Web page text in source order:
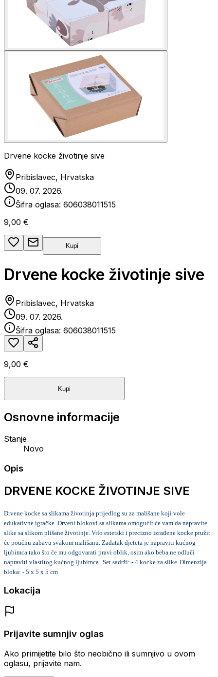
Drvene kocke životinje sive
Pribislavec, Hrvatska
09. 07. 2026.
Šifra oglasa: 606038011515
9,00 €
Kupi
Drvene kocke životinje sive
Pribislavec, Hrvatska
09. 07. 2026.
Šifra oglasa: 606038011515
9,00 €
Kupi
Osnovne informacije
Stanje
Novo
Opis
DRVENE KOCKE ŽIVOTINJE SIVE
Drvene kocke sa slikama životinja prijedlog su za mališane koji vole
edukativne igračke. Drveni blokovi sa slikama omogućit će vam da napravite
slike sa slikom plišane životinje. Vrlo estetski i precizno izrađene kocke pružit
će poučnu zabavu svakom mališanu. Zadatak djeteta je napraviti kućnog
ljubimca tako što će mu odgovarati pravi oblik, osim ako beba ne odluči
napraviti vlastitog kućnog ljubimca. Set sadrži: - 4 kocke za slike Dimenzija
bloka: - 5 x 5 x 5 cm
Lokacija
Prijavite sumnjiv oglas
Ako primijetite bilo što neobično ili sumnjivo u ovom
oglasu, prijavite nam.